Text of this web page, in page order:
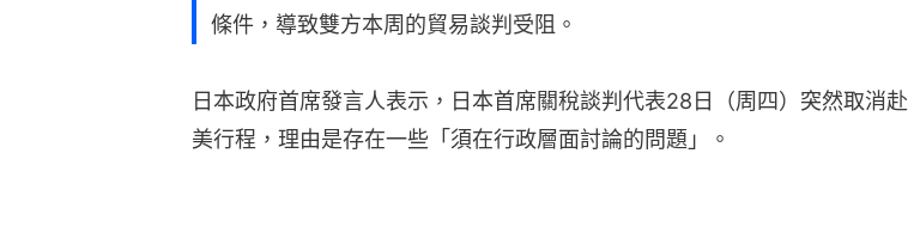
條件，導致雙方本周的貿易談判受阻。
日本政府首席發言人表示，日本首席關稅談判代表28日（周四）突然取消赴
美行程，理由是存在一些「須在行政層面討論的問題」。